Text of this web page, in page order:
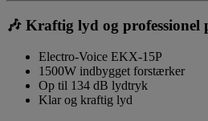
🎶 Kraftig lyd og professionel
Electro-Voice EKX-15P
1500W indbygget forstærker
Op til 134 dB lydtryk
Klar og kraftig lyd